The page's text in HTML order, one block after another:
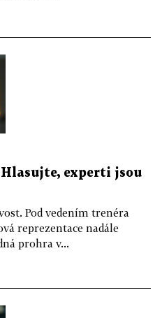
experti jsou
Pod vedením trenéra
reprezentace nadále
prohra v...